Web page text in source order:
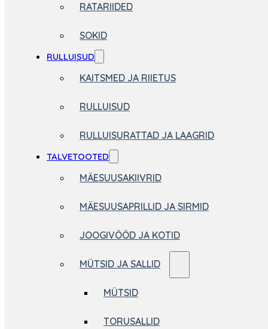
RATARIIDED
SOKID
RULLUISUD
KAITSMED JA RIIETUS
RULLUISUD
RULLUISURATTAD JA LAAGRID
TALVETOOTED
MÄESUUSAKIIVRID
MÄESUUSAPRILLID JA SIRMID
JOOGIVÖÖD JA KOTID
MÜTSID JA SALLID
MÜTSID
TORUSALLID